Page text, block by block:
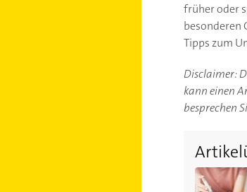
früher oder
besonderen
Tipps zum
Disclaimer:
kann einen
besprechen
Diabetes